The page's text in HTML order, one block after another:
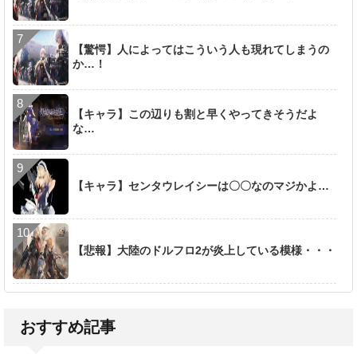
【驚愕】人によってはこういう人も現れてしまうの
か…！
【キャラ】この辺りも割と早くやってきそうだよ
な…
【キャラ】センタウレイシーは〇〇なのマジかよ…
【悲報】大陸のドルフロ2が炎上している模様・・・
おすすめ記事